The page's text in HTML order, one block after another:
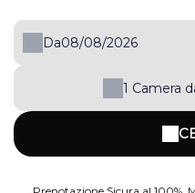
Da
1 Camera